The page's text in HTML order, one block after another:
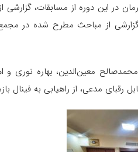
در این دوره از مسابقات، گزارشی
گزارشی از مباحث مطرح شده در
معین‌الدین، بهاره نوری و
مدعی، از راهیابی به فینال